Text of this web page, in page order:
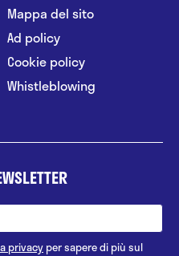
Mappa del sito
Ad policy
Cookie policy
Whistleblowing
privacy per sapere di più sul